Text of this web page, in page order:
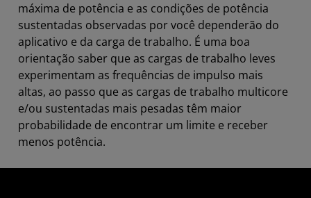
máxima de potência e as condições de potência
sustentadas observadas por você dependerão do
aplicativo e da carga de trabalho. É uma boa
orientação saber que as cargas de trabalho leves
experimentam as frequências de impulso mais
altas, ao passo que as cargas de trabalho multicore
e/ou sustentadas mais pesadas têm maior
probabilidade de encontrar um limite e receber
menos potência.